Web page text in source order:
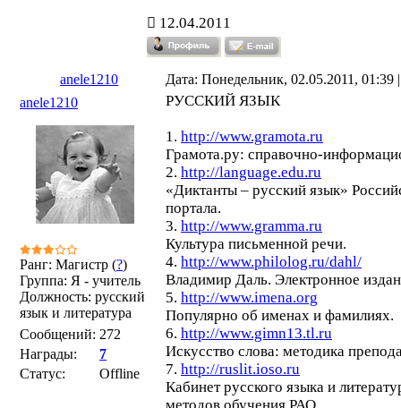
12.04.2011
anele1210
Дата: Понедельник, 02.05.2011,
anele1210
Ранг: Магистр (?)
Группа: Я - учитель
Должность: русский
язык и литература
Сообщений: 272
Награды:
7
Статус:
Offline
РУССКИЙ ЯЗЫК
1. http://www.gramota.ru
Грамота.ру: справочно-
2. http://language.edu.ru
«Диктанты – русский язык»
портала.
3. http://www.gramma.ru
Культура письменной речи.
4. http://www.philolog.ru/dahl/
Владимир Даль. Электронное
5. http://www.imena.org
Популярно об именах и фамилиях.
6. http://www.gimn13.tl.ru
Искусство слова: методика
7. http://ruslit.ioso.ru
Кабинет русского языка и